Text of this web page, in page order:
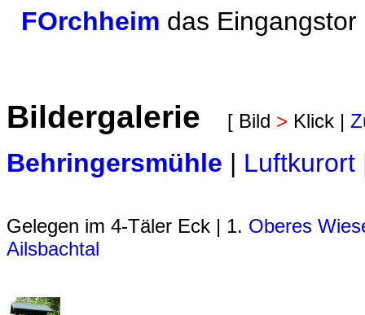
FOrchheim das
Bildergalerie [ Bild > Klick |
Behringersmühle | Luftkurort
Gelegen im 4-Täler Eck | 1. Oberes
Ailsbachtal